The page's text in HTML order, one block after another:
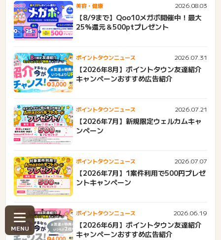
美容・健康 2026.08.03
【8/9まで】Qoo10メガポ開催中！最大
25%還元＆500ptプレゼント
ポイントタウンニュース 2026.07.31
【2026年8月】ポイントタウン友達紹介
キャンペーンおすすめ広告紹介
ポイントタウンニュース 2026.07.21
【2026年7月】新規限定ウェルカムキャ
ンペーン
ポイントタウンニュース 2026.07.07
【2026年7月】1案件利用で500円プレゼ
ントキャンペーン
ポイントタウンニュース 2026.06.19
【2026年6月】ポイントタウン友達紹介
キャンペーンおすすめ広告紹介